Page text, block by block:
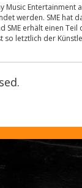
Music Entertainment
werden. SME hat
SME erhält einen
so letztlich der